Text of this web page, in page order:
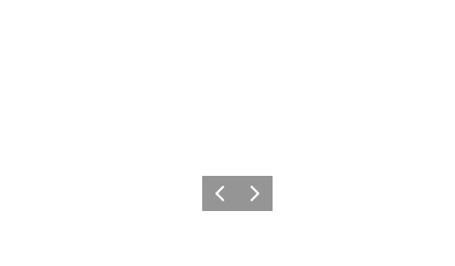
ForrigeNæste